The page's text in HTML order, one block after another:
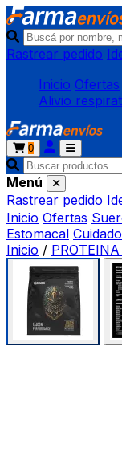
Rastrear pedido
Inicio Ofertas
Alivio
0
Menú
Rastrear pedido
Inicio Ofertas
Estomacal
Inicio /